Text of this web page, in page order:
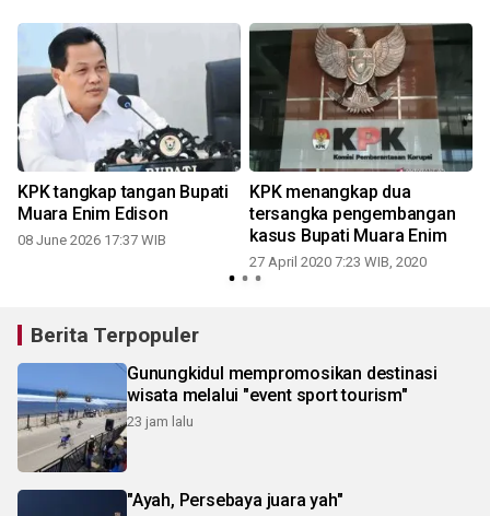
KPK tangkap tangan Bupati
Muara Enim Edison
08 June 2026 17:37 WIB
KPK menangkap dua
tersangka pengembangan
kasus Bupati Muara Enim
27 April 2020 7:23 WIB, 2020
Berita Terpopuler
Gunungkidul mempromosikan destinasi
wisata melalui "event sport tourism"
23 jam lalu
"Ayah, Persebaya juara yah"